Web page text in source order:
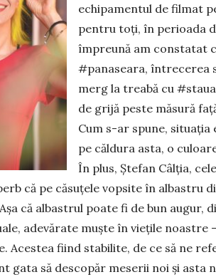
echipamentul de filmat
pentru toți, în perioada
împreună am constatat
#panaseara,
merg la treabă cu
de grijă peste măsură
Cum s-ar spune,
pe căldura asta, o
În plus, Ștefan Câl­ția,
că pe căsuțele vop­site în albastru
că albas­trul poate fi de bun augur,
adevărate muște în vie­țile noastre
Acestea fiind stabilite, de ce să ne
gata să descopăr meserii noi și asta